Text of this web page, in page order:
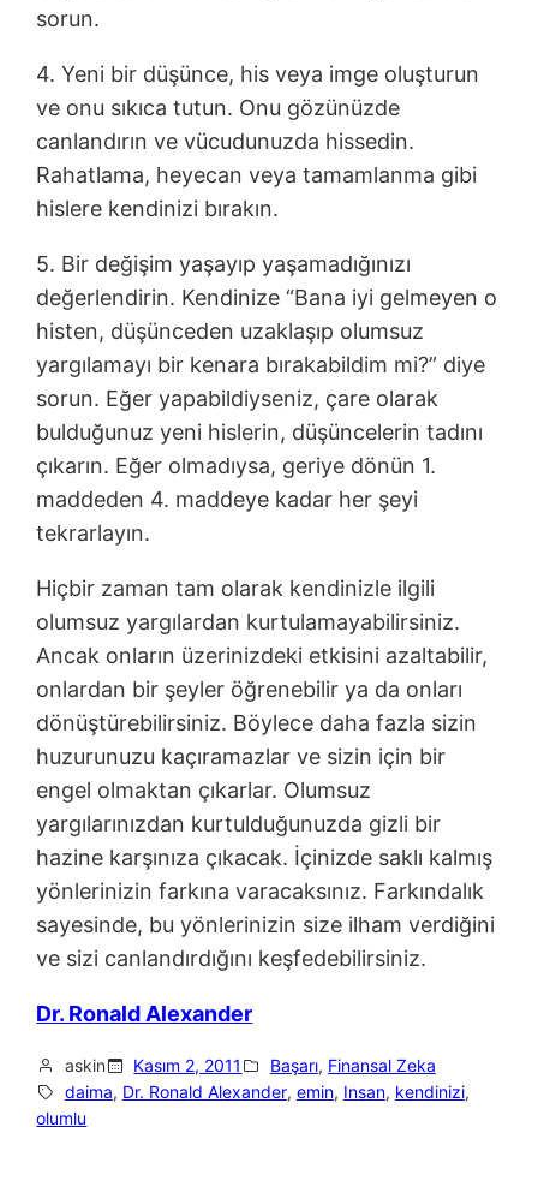
sorun.
4. Yeni bir düşünce, his veya imge oluşturun
ve onu sıkıca tutun. Onu gözünüzde
canlandırın ve vücudunuzda hissedin.
Rahatlama, heyecan veya tamamlanma gibi
hislere kendinizi bırakın.
5. Bir değişim yaşayıp yaşamadığınızı
değerlendirin. Kendinize “Bana iyi gelmeyen o
histen, düşünceden uzaklaşıp olumsuz
yargılamayı bir kenara bırakabildim mi?” diye
sorun. Eğer yapabildiyseniz, çare olarak
bulduğunuz yeni hislerin, düşüncelerin tadını
çıkarın. Eğer olmadıysa, geriye dönün 1.
maddeden 4. maddeye kadar her şeyi
tekrarlayın.
Hiçbir zaman tam olarak kendinizle ilgili
olumsuz yargılardan kurtulamayabilirsiniz.
Ancak onların üzerinizdeki etkisini azaltabilir,
onlardan bir şeyler öğrenebilir ya da onları
dönüştürebilirsiniz. Böylece daha fazla sizin
huzurunuzu kaçıramazlar ve sizin için bir
engel olmaktan çıkarlar. Olumsuz
yargılarınızdan kurtulduğunuzda gizli bir
hazine karşınıza çıkacak. İçinizde saklı kalmış
yönlerinizin farkına varacaksınız. Farkındalık
sayesinde, bu yönlerinizin size ilham verdiğini
ve sizi canlandırdığını keşfedebilirsiniz.
Dr. Ronald Alexander
askin Kasım 2, 2011 Başarı, Finansal Zeka
daima, Dr. Ronald Alexander, emin, Insan, kendinizi,
olumlu